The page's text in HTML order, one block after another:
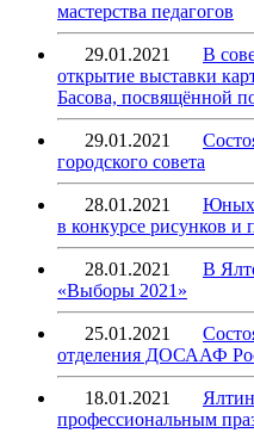
мастерства педагогов
29.01.2021
В
открытие выставки
Басова, посвящённой
29.01.2021
городского совета
28.01.2021
Юных
в конкурсе рисунков и
28.01.2021
В
«Выборы 2021»
25.01.2021
отделения ДОСААФ
18.01.2021
профессиональным